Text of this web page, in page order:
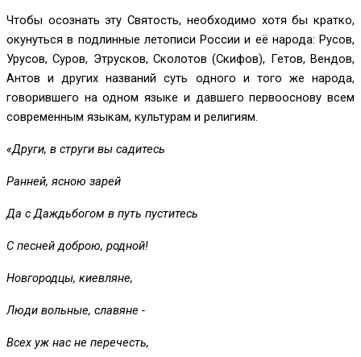
Чтобы осознать эту Святость, необходимо хотя бы кратко,
окунуться в подлинные летописи России и её народа: Русов,
Урусов, Суров, Этрусков, Сколотов (Скифов), Гетов, Вендов,
Антов и других названий суть одного и того же народа,
говорившего на одном языке и давшего первооснову всем
современным языкам, культурам и религиям.
«Други, в струги вы садитесь
Ранней, ясною зарей
Да с Даждьбогом в путь пуститесь
С песней доброю, родной!
Новгородцы, киевляне,
Люди вольные, славяне -
Всех уж нас не перечесть,